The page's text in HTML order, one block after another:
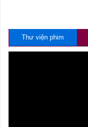
Thư viện phim